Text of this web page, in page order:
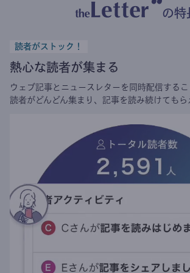
の特
読者がストック！
熱心な読者が集まる
ウェブ記事とニュースレターを同時配信する
読者がどんどん集まり、記事を読み続けてもら